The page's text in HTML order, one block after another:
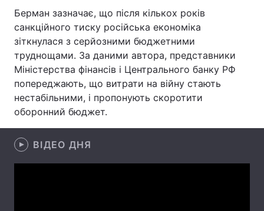
Екологія Регіони
Лонгріди
Відео з Youtube Статті
Інтерв'ю Думки
Контакти
Берман зазначає, що після кількох років
санкційного тиску російська економіка
зіткнулася з серйозними бюджетними
труднощами. За даними автора, представники
Міністерства фінансів і Центрального банку РФ
попереджають, що витрати на війну стають
нестабільними, і пропонують скоротити
оборонний бюджет.
ВІДЕО ДНЯ